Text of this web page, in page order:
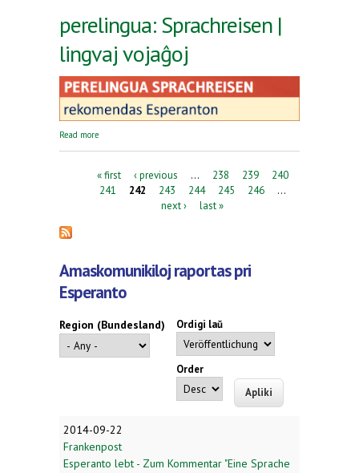
perelingua: Sprachreisen |
lingvaj vojaĝoj
Read more
Pages« first ‹ previous … 238 239
240
241
242 243 244 245 246
…
next ›
last »
Amaskomunikiloj raportas pri
Esperanto
Region (Bundesland) Ordigi laŭ
Order
2014-09-22
Frankenpost
Esperanto lebt - Zum Kommentar "Eine Sprache